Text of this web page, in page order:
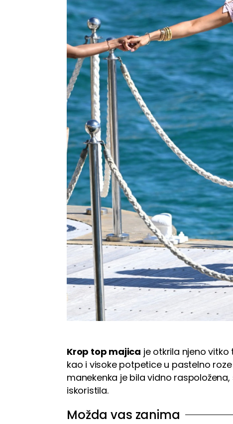
Krop top majica je otkrila njeno
kao i visoke potpetice u pastelno
manekenka je bila vidno
iskoristila.
Možda vas zanima